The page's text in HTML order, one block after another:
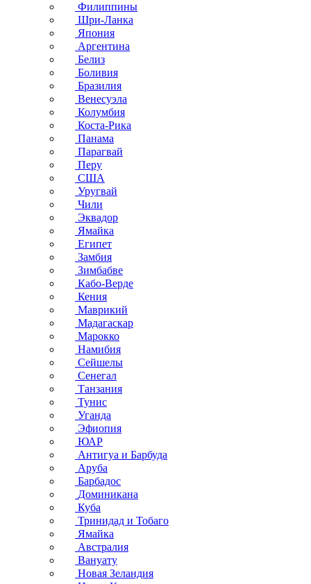
Филиппины
Шри-Ланка
Япония
Аргентина
Белиз
Боливия
Бразилия
Венесуэла
Колумбия
Коста-Рика
Панама
Парагвай
Перу
США
Уругвай
Чили
Эквадор
Ямайка
Египет
Замбия
Зимбабве
Кабо-Верде
Кения
Маврикий
Мадагаскар
Марокко
Намибия
Сейшелы
Сенегал
Танзания
Тунис
Уганда
Эфиопия
ЮАР
Антигуа и Барбуда
Аруба
Барбадос
Доминикана
Куба
Тринидад и Тобаго
Ямайка
Австралия
Вануату
Новая Зеландия